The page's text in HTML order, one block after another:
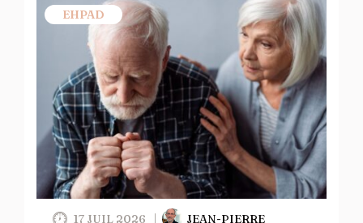
EHPAD
17 JUIL 2026 JEAN-PIERRE